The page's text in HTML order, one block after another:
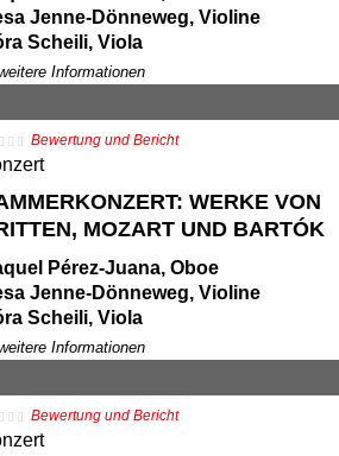
Jenne-Dönneweg, Violine
Scheili, Viola
Mazurek, Violoncello
Won Rimmer, Violine
Borel, Violine
Sachs, Viola
Sundqvist, Violoncello
Britten: "Phantasy", Quartett für
und Streichtrio op. 2
Amadeus Mozart: Oboenquartett
KV 370
Bartók: Klavierquintett C-Dur Sz 23
weitere Informationen
Bewertung und Bericht
WERKE VON
MOZART UND BARTÓK
Pérez-Juana, Oboe
Jenne-Dönneweg, Violine
Scheili, Viola
Mazurek, Violoncello
Won Rimmer, Violine
Borel, Violine
Sachs, Viola
weitere Informationen
Bewertung und Bericht